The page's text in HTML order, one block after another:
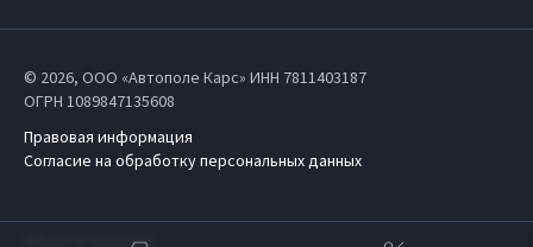
© 2026, ООО «Автополе Карс» ИНН 7811403187
ОГРН 1089847135608
Правовая информация
Согласие на обработку персональных данных
Работает на технологиях